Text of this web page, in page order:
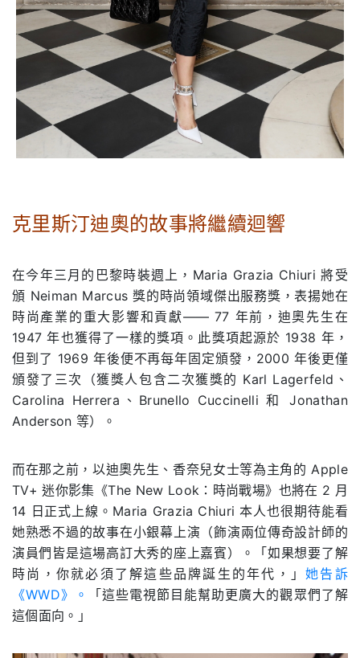
克里斯汀迪奧的故事將繼續迴響
在今年三月的巴黎時裝週上，Maria Grazia Chiuri 將受
頒 Neiman Marcus 獎的時尚領域傑出服務獎，表揚她在
時尚產業的重大影響和貢獻—— 77 年前，迪奧先生在
1947 年也獲得了一樣的獎項。此獎項起源於 1938 年，
但到了 1969 年後便不再每年固定頒發，2000 年後更僅
頒發了三次（獲獎人包含二次獲獎的 Karl Lagerfeld、
Carolina Herrera、Brunello Cuccinelli 和 Jonathan
Anderson 等）。
而在那之前，以迪奧先生、香奈兒女士等為主角的 Apple
TV+ 迷你影集《The New Look：時尚戰場》也將在 2 月
14 日正式上線。Maria Grazia Chiuri 本人也很期待能看
她熟悉不過的故事在小銀幕上演（飾演兩位傳奇設計師的
演員們皆是這場高訂大秀的座上嘉賓）。「如果想要了解
時尚，你就必須了解這些品牌誕生的年代，」她告訴
《WWD》。
「這些電視節目能幫助更廣大的觀眾們了解
這個面向。」